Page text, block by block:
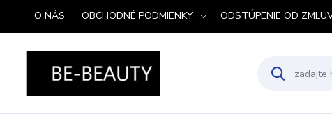
O NÁS OBCHODNÉ PODMIENKY ODSTÚPENIE OD